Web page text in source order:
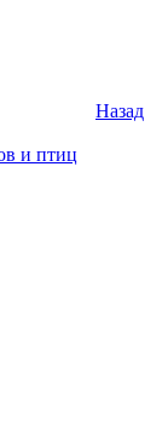
Назад
и птиц